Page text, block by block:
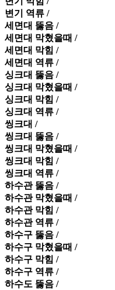
변기 역류 /
세면대 뚫음 /
세면대 막혔을때 /
세면대 막힘 /
세면대 역류 /
싱크대 뚫음 /
싱크대 막혔을때 /
싱크대 막힘 /
싱크대 역류 /
씽크대 /
씽크대 뚫음 /
씽크대 막혔을때 /
씽크대 막힘 /
씽크대 역류 /
하수관 뚫음 /
하수관 막혔을때 /
하수관 막힘 /
하수관 역류 /
하수구 뚫음 /
하수구 막혔을때 /
하수구 막힘 /
하수구 역류 /
하수도 뚫음 /